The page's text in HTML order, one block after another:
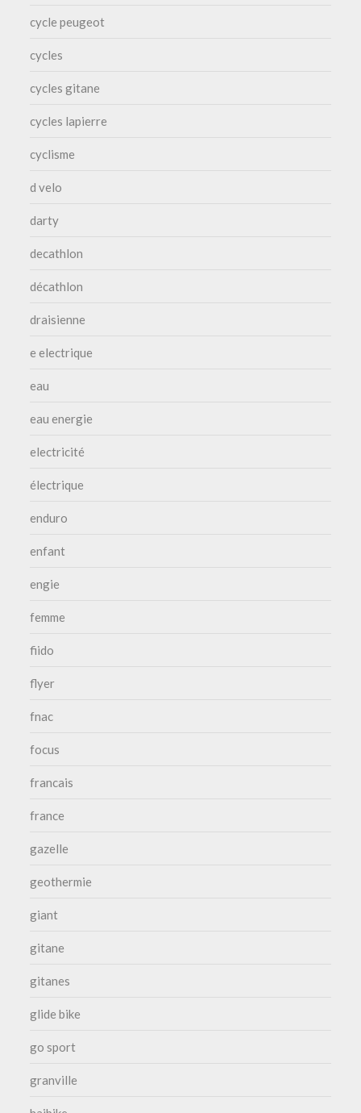
cycle peugeot
cycles
cycles gitane
cycles lapierre
cyclisme
d velo
darty
decathlon
décathlon
draisienne
e electrique
eau
eau energie
electricité
électrique
enduro
enfant
engie
femme
fiido
flyer
fnac
focus
francais
france
gazelle
geothermie
giant
gitane
gitanes
glide bike
go sport
granville